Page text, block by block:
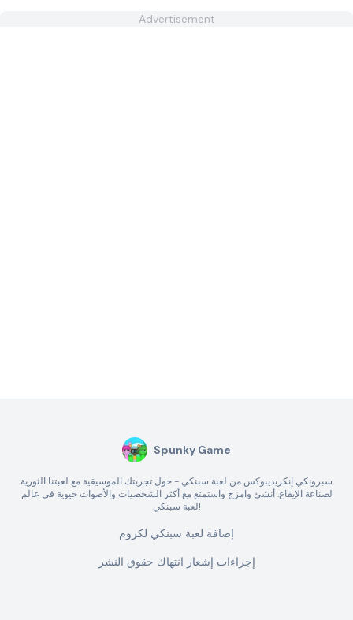
Advertisement
Spunky Game
سبرونكي إنكريديبوكس من لعبة سبنكي - حول تجربتك الموسيقية مع لعبتنا الثورية
لصناعة الإيقاع. أنشئ وامزج واستمتع مع أكثر الشخصيات والأصوات حيوية في عالم
لعبة سبنكي!
إضافة لعبة سبنكي لكروم
إجراءات إشعار انتهاك حقوق النشر